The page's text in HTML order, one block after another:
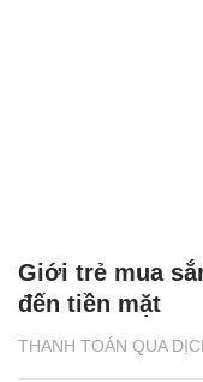
THANH TOÁN QUA
Giới trẻ mua
đến tiền mặt